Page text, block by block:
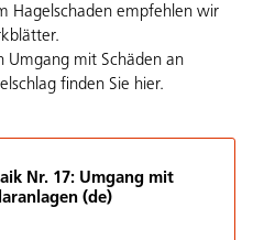
Hagelschaden empfehlen wir
Umgang mit Schäden an
finden Sie hier.
Nr. 17: Umgang mit
(de)